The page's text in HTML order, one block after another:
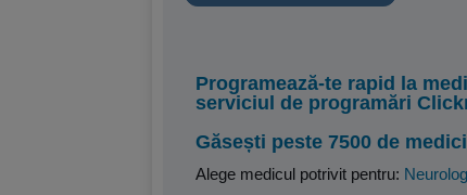
Programează-te rapid la
serviciul de programări
Găsești peste 7500 de
Alege medicul potrivit pentru: